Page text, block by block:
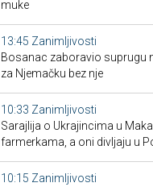
muke
13:45 Zanimljivosti
Bosanac zaboravio suprugu
za Njemačku bez nje
10:33 Zanimljivosti
Sarajlija o Ukrajincima u
farmerkama, a oni divljaju u
10:15 Zanimljivosti